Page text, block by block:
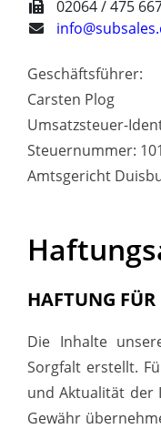
02064 / 475
Geschäftsführer:
Carsten Plog
Umsatzsteuer-
Steuernummer:
Amtsgericht
HAFTUNG
Die Inhalte
Sorgfalt erstellt.
und Aktualität der
Gewähr